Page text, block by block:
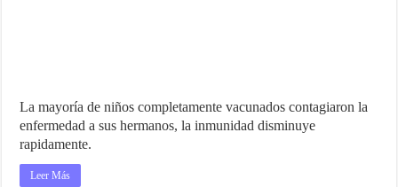
La mayoría de niños completamente vacunados contagiaron la
enfermedad a sus hermanos, la inmunidad disminuye
rapidamente.
Leer Más